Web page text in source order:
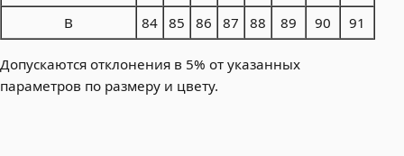
B
84 85 86 87 88 89 90 91
Допускаются отклонения в 5% от указанных
параметров по размеру и цвету.